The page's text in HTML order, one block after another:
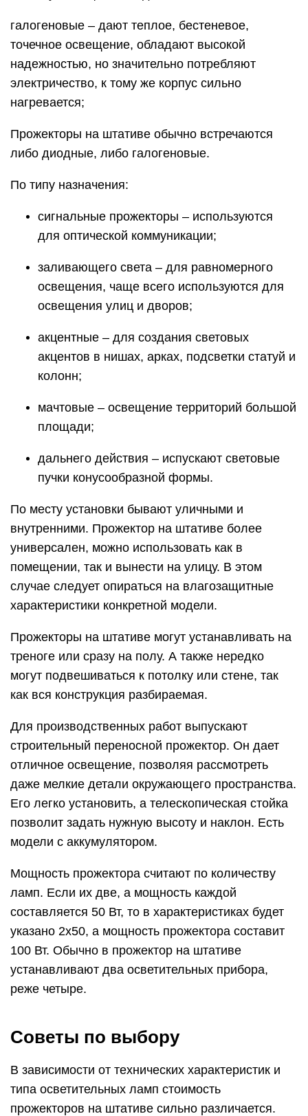
галогеновые – дают теплое, бестеневое,
точечное освещение, обладают высокой
надежностью, но значительно потребляют
электричество, к тому же корпус сильно
нагревается;
Прожекторы на штативе обычно встречаются
либо диодные, либо галогеновые.
По типу назначения:
сигнальные прожекторы – используются
для оптической коммуникации;
заливающего света – для равномерного
освещения, чаще всего используются для
освещения улиц и дворов;
акцентные – для создания световых
акцентов в нишах, арках, подсветки статуй и
колонн;
мачтовые – освещение территорий большой
площади;
дальнего действия – испускают световые
пучки конусообразной формы.
По месту установки бывают уличными и
внутренними. Прожектор на штативе более
универсален, можно использовать как в
помещении, так и вынести на улицу. В этом
случае следует опираться на влагозащитные
характеристики конкретной модели.
Прожекторы на штативе могут устанавливать на
треноге или сразу на полу. А также нередко
могут подвешиваться к потолку или стене, так
как вся конструкция разбираемая.
Для производственных работ выпускают
строительный переносной прожектор. Он дает
отличное освещение, позволяя рассмотреть
даже мелкие детали окружающего пространства.
Его легко установить, а телескопическая стойка
позволит задать нужную высоту и наклон. Есть
модели с аккумулятором.
Мощность прожектора считают по количеству
ламп. Если их две, а мощность каждой
составляется 50 Вт, то в характеристиках будет
указано 2х50, а мощность прожектора составит
100 Вт. Обычно в прожектор на штативе
устанавливают два осветительных прибора,
реже четыре.
Советы по выбору
В зависимости от технических характеристик и
типа осветительных ламп стоимость
прожекторов на штативе сильно различается.